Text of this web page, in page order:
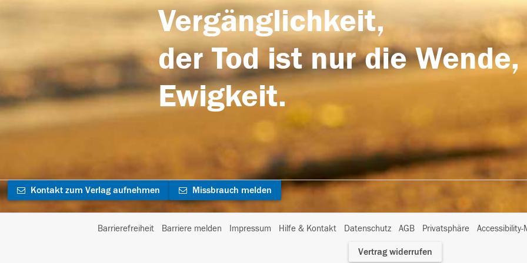
Vergänglichkeit,
der Tod ist nur die
Ewigkeit.
Kontakt zum Verlag aufnehmen Missbrauch melden
Barrierefreiheit Barriere melden Impressum Hilfe & Kontakt Datenschutz AGB Privatsphäre
I
Vertrag widerrufen